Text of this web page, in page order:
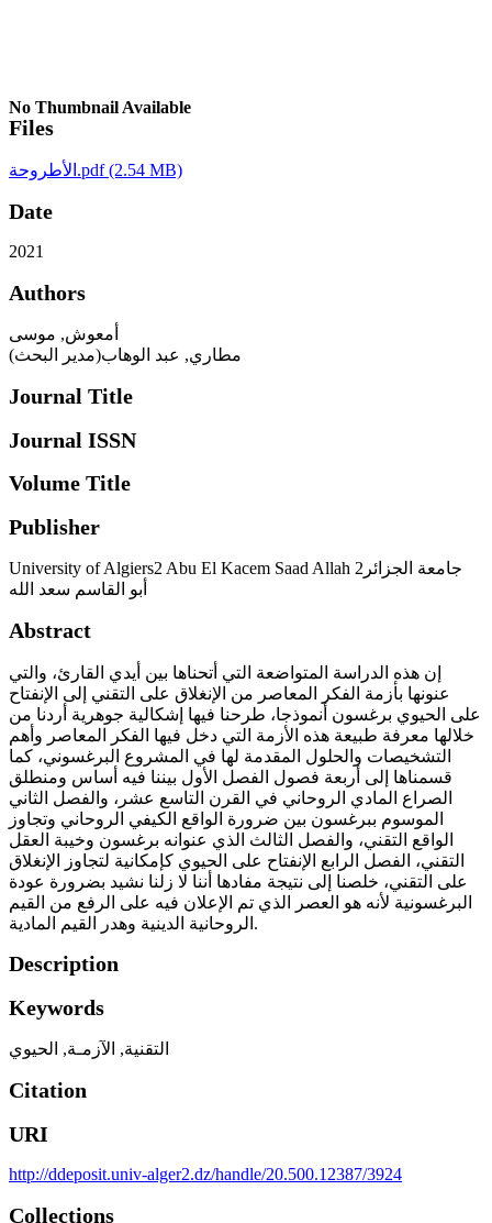
No Thumbnail Available
Files
الأطروحة.pdf(2.54 MB)
Date
2021
Authors
أمعوش, موسى
مطاري, عبد الوهاب(مدير البحث)
Journal Title
Journal ISSN
Volume Title
Publisher
University of Algiers2 Abu El Kacem Saad Allah جامعة الجزائر2
أبو القاسم سعد الله
Abstract
إن هذه الدراسة المتواضعة التي أتحناها بين أيدي القارئ، والتي
عنونها بأزمة الفكر المعاصر من الإنغلاق على التقني إلى الإنفتاح
على الحيوي برغسون أنموذجا، طرحنا فيها إشكالية جوهرية أردنا من
خلالها معرفة طبيعة هذه الأزمة التي دخل فيها الفكر المعاصر وأهم
التشخيصات والحلول المقدمة لها في المشروع البرغسوني، كما
قسمناها إلى أربعة فصول الفصل الأول بيننا فيه أساس ومنطلق
الصراع المادي الروحاني في القرن التاسع عشر، والفصل الثاني
الموسوم ببرغسون بين ضرورة الواقع الكيفي الروحاني وتجاوز
الواقع التقني، والفصل الثالث الذي عنوانه برغسون وخيبة العقل
التقني، الفصل الرابع الإنفتاح على الحيوي كإمكانية لتجاوز الإنغلاق
على التقني، خلصنا إلى نتيجة مفادها أننا لا زلنا نشيد بضرورة عودة
البرغسونية لأنه هو العصر الذي تم الإعلان فيه على الرفع من القيم
الروحانية الدينية وهدر القيم المادية.
Description
Keywords
التقنية, الآزمـة, الحيوي
Citation
URI
http://ddeposit.univ-alger2.dz/handle/20.500.12387/3924
Collections